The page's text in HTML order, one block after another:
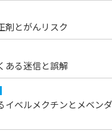
剤とがんリスク
ある迷信と誤解
イベルメクチンとメベン